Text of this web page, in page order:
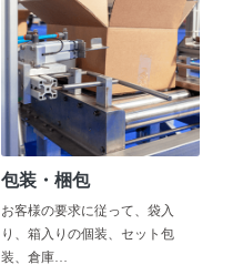
包装・梱包
お客様の要求に従って、袋入
り、箱入りの個装、セット包
装、倉庫…